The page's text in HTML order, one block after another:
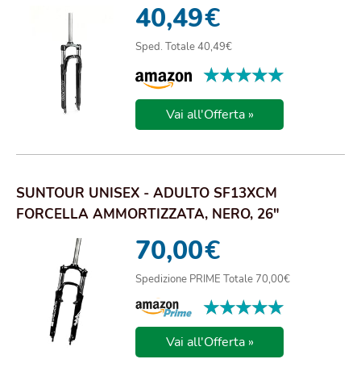
40,49€
Sped. Totale 40,49€
★★★★★
★★★★★
Vai all'Offerta »
SUNTOUR UNISEX - ADULTO SF13XCM
FORCELLA AMMORTIZZATA, NERO, 26"
70,00€
Spedizione PRIME Totale 70,00€
★★★★★
★★★★★
Vai all'Offerta »